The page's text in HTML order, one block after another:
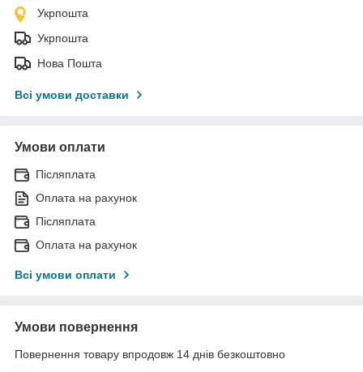
Укрпошта
Укрпошта
Нова Пошта
Всі умови доставки
Умови оплати
Післяплата
Оплата на рахунок
Післяплата
Оплата на рахунок
Всі умови оплати
Умови повернення
Повернення товару впродовж 14 днів безкоштовно